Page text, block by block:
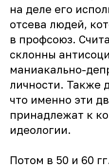
на деле его
отсева людей,
в профсоюз.
склонны
маниакально-
личности. Также
что именно эти
принадлежат к
идеологии.
Потом в 50 и 60